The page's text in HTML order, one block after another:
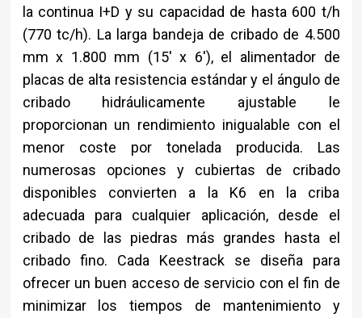
la continua I+D y su capacidad de hasta 600 t/h
(770 tc/h). La larga bandeja de cribado de 4.500
mm x 1.800 mm (15′ x 6′), el alimentador de
placas de alta resistencia estándar y el ángulo de
cribado hidráulicamente ajustable le
proporcionan un rendimiento inigualable con el
menor coste por tonelada producida. Las
numerosas opciones y cubiertas de cribado
disponibles convierten a la K6 en la criba
adecuada para cualquier aplicación, desde el
cribado de las piedras más grandes hasta el
cribado fino. Cada Keestrack se diseña para
ofrecer un buen acceso de servicio con el fin de
minimizar los tiempos de mantenimiento y